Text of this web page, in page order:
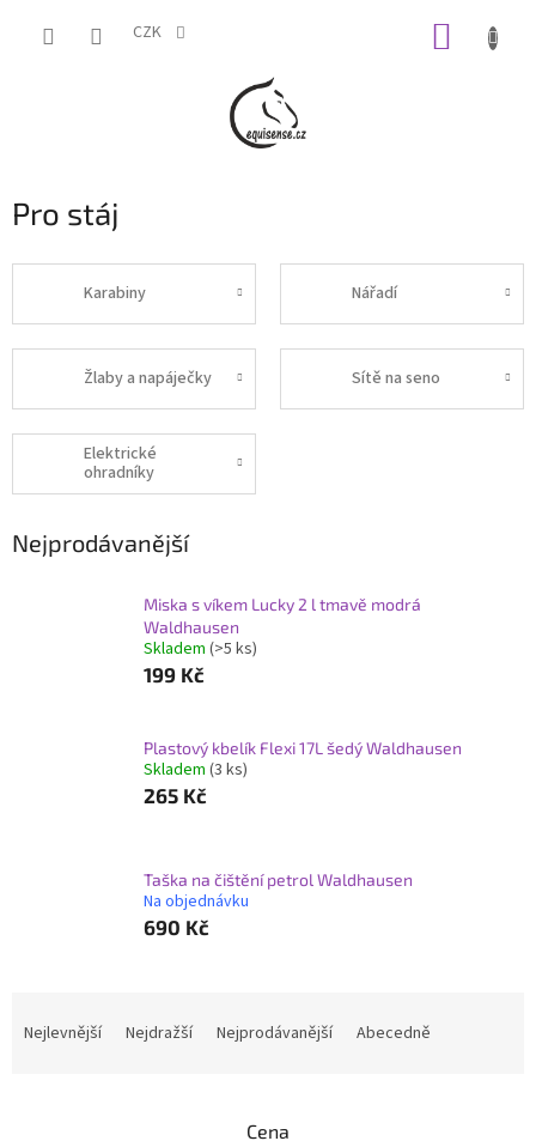
CZK
Pro stáj
Karabiny Nářadí
Žlaby a napáječky Sítě na seno
Elektrické
ohradníky
Nejprodávanější
Miska s víkem Lucky 2 l tmavě modrá
Waldhausen
Skladem (>5 ks)
199 Kč
Plastový kbelík Flexi 17L šedý Waldhausen
Skladem (3 ks)
265 Kč
Taška na čištění petrol Waldhausen
Na objednávku
690 Kč
Nejlevnější Nejdražší Nejprodávanější Abecedně
Cena